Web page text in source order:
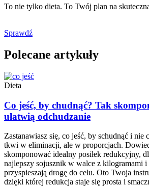
To nie tylko dieta. To Twój plan na
Sprawdź
Polecane artykuły
Dieta
Co jeść, by chudnąć? Tak
ułatwią odchudzanie
Zastanawiasz się, co jeść, by schudnąć i nie
tkwi w eliminacji, ale w proporcjach.
skomponować idealny posiłek redukcyjny,
najlepszy sojusznik w walce z kilogramami i
przyspieszają drogę do celu. Oto Twoja
dzięki której redukcja staje się prosta i